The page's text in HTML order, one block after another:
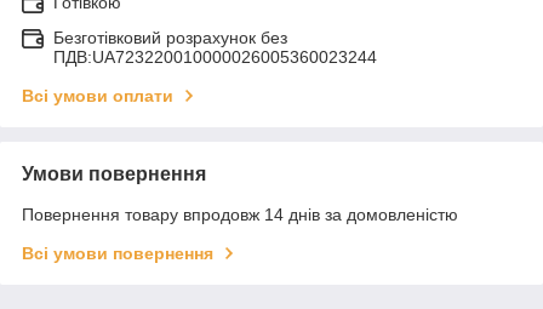
Безготівковий розрахунок без
ПДВ:UA723220010000026005360023244
Всі умови оплати
Умови повернення
Повернення товару впродовж 14 днів за домовленістю
Всі умови повернення